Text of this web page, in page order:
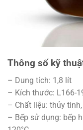
Thông số kỹ
– Dung tích: 1,8 lít
– Kích thước: L166-
– Chất liệu: thủy
– Bếp sử dụng: bếp